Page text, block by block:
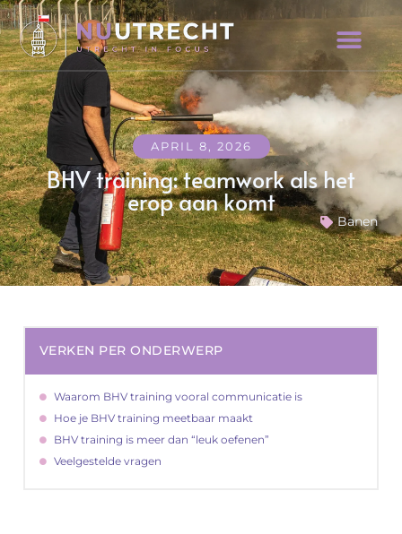
APRIL 8, 2026
BHV training: teamwork als het
erop aan komt
Banen
VERKEN PER ONDERWERP
Waarom BHV training vooral communicatie is
Hoe je BHV training meetbaar maakt
BHV training is meer dan “leuk oefenen”
Veelgestelde vragen